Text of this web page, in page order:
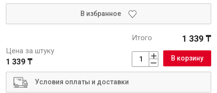
В избранное
Цена за штуку
1 339 ₸
Итого 1 339 ₸
В корзину
Условия оплаты и доставки
Клеи, жидкие гвозди
Обои
Инженерные системы